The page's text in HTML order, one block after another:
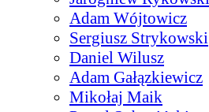
Adam Wójtowicz
Sergiusz Strykowski
Daniel Wilusz
Adam Gałązkiewicz
Mikołaj Maik